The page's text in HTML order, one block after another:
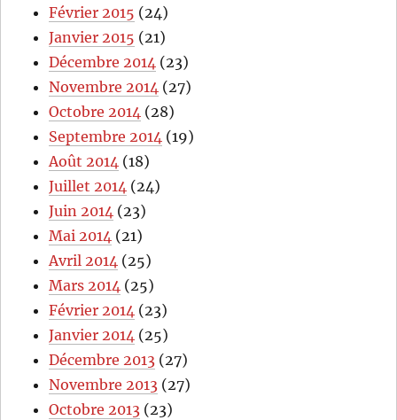
Février 2015 (24)
Janvier 2015 (21)
Décembre 2014 (23)
Novembre 2014 (27)
Octobre 2014 (28)
Septembre 2014 (19)
Août 2014 (18)
Juillet 2014 (24)
Juin 2014 (23)
Mai 2014 (21)
Avril 2014 (25)
Mars 2014 (25)
Février 2014 (23)
Janvier 2014 (25)
Décembre 2013 (27)
Novembre 2013 (27)
Octobre 2013 (23)